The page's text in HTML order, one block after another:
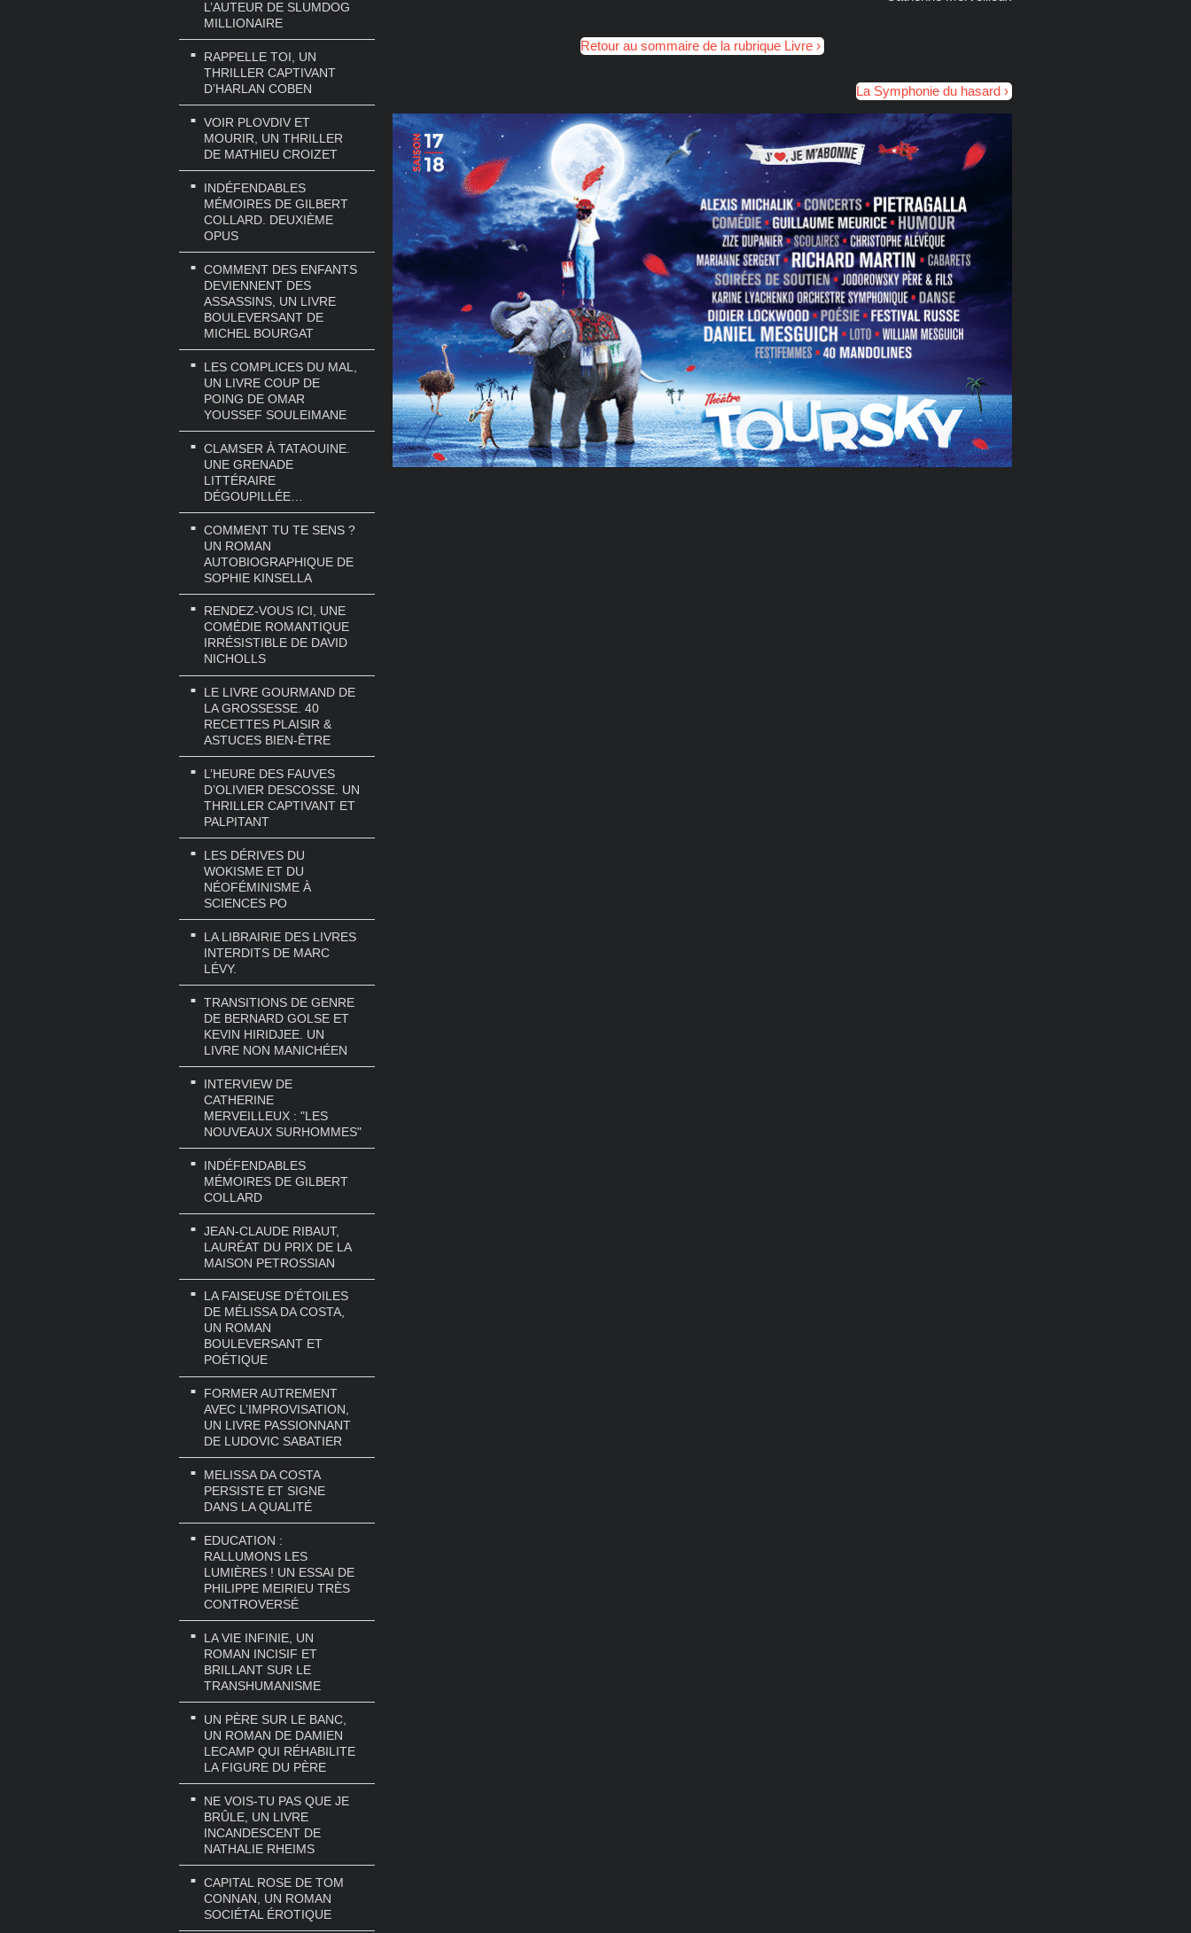
L’AUTEUR DE SLUMDOG
MILLIONAIRE
RAPPELLE TOI, UN
THRILLER CAPTIVANT
D’HARLAN COBEN
VOIR PLOVDIV ET
MOURIR, UN THRILLER
DE MATHIEU CROIZET
INDÉFENDABLES
MÉMOIRES DE GILBERT
COLLARD. DEUXIÈME
OPUS
COMMENT DES ENFANTS
DEVIENNENT DES
ASSASSINS, UN LIVRE
BOULEVERSANT DE
MICHEL BOURGAT
LES COMPLICES DU MAL,
UN LIVRE COUP DE
POING DE OMAR
YOUSSEF SOULEIMANE
CLAMSER À TATAOUINE.
UNE GRENADE
LITTÉRAIRE
DÉGOUPILLÉE…
COMMENT TU TE SENS ?
UN ROMAN
AUTOBIOGRAPHIQUE DE
SOPHIE KINSELLA
RENDEZ-VOUS ICI, UNE
COMÉDIE ROMANTIQUE
IRRÉSISTIBLE DE DAVID
NICHOLLS
LE LIVRE GOURMAND DE
LA GROSSESSE. 40
RECETTES PLAISIR &
ASTUCES BIEN-ÊTRE
L’HEURE DES FAUVES
D’OLIVIER DESCOSSE. UN
THRILLER CAPTIVANT ET
PALPITANT
LES DÉRIVES DU
WOKISME ET DU
NÉOFÉMINISME À
SCIENCES PO
LA LIBRAIRIE DES LIVRES
INTERDITS DE MARC
LÉVY.
TRANSITIONS DE GENRE
DE BERNARD GOLSE ET
KEVIN HIRIDJEE. UN
LIVRE NON MANICHÉEN
INTERVIEW DE
CATHERINE
MERVEILLEUX : "LES
NOUVEAUX SURHOMMES"
INDÉFENDABLES
MÉMOIRES DE GILBERT
COLLARD
JEAN-CLAUDE RIBAUT,
LAURÉAT DU PRIX DE LA
MAISON PETROSSIAN
LA FAISEUSE D’ÉTOILES
DE MÉLISSA DA COSTA,
UN ROMAN
BOULEVERSANT ET
POÉTIQUE
FORMER AUTREMENT
AVEC L’IMPROVISATION,
UN LIVRE PASSIONNANT
DE LUDOVIC SABATIER
MELISSA DA COSTA
PERSISTE ET SIGNE
DANS LA QUALITÉ
EDUCATION :
RALLUMONS LES
LUMIÈRES ! UN ESSAI DE
PHILIPPE MEIRIEU TRÈS
CONTROVERSÉ
LA VIE INFINIE, UN
ROMAN INCISIF ET
BRILLANT SUR LE
TRANSHUMANISME
UN PÈRE SUR LE BANC,
UN ROMAN DE DAMIEN
LECAMP QUI RÉHABILITE
LA FIGURE DU PÈRE
NE VOIS-TU PAS QUE JE
BRÛLE, UN LIVRE
INCANDESCENT DE
NATHALIE RHEIMS
CAPITAL ROSE DE TOM
CONNAN, UN ROMAN
SOCIÉTAL ÉROTIQUE
Retour au sommaire de la rubrique Livre
La Symphonie du hasard